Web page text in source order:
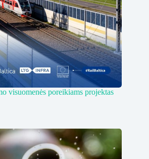
visuomenės poreikiams projektas